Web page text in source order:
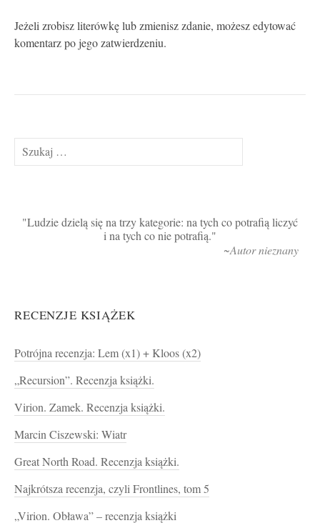
Jeżeli zrobisz literówkę lub zmienisz zdanie, możesz edytować
komentarz po jego zatwierdzeniu.
Szukaj:
Ludzie dzielą się na trzy kategorie: na tych co potrafią liczyć
i na tych co nie potrafią.
~Autor nieznany
RECENZJE KSIĄŻEK
Potrójna recenzja: Lem (x1) + Kloos (x2)
„Recursion”. Recenzja książki.
Virion. Zamek. Recenzja książki.
Marcin Ciszewski: Wiatr
Great North Road. Recenzja książki.
Najkrótsza recenzja, czyli Frontlines, tom 5
„Virion. Obława” – recenzja książki